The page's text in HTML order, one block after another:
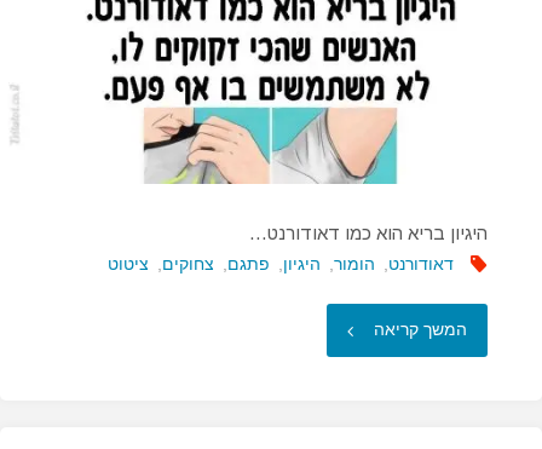
היגיון בריא הוא כמו דאודורנט…
דאודורנט, הומור, היגיון, פתגם, צחוקים, ציטוט
המשך קריאה "היגיון